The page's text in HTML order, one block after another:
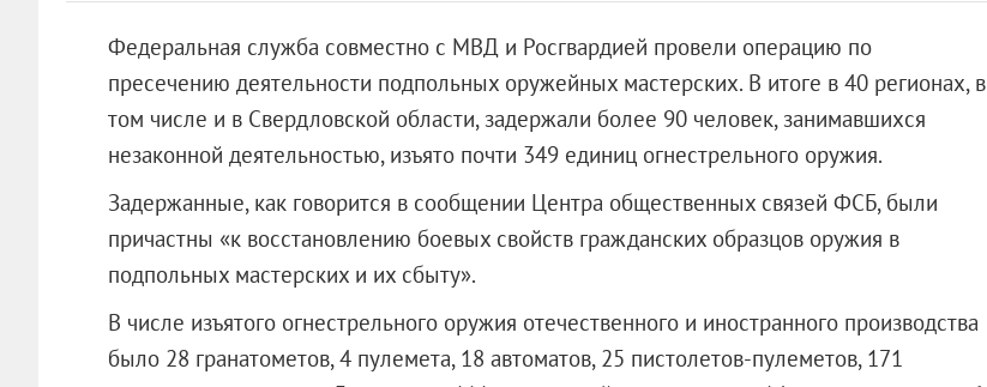
Федеральная служба совместно с МВД и Росгвардией провели операцию по
пресечению деятельности подпольных оружейных мастерских. В итоге в 40 регионах, в
том числе и в Свердловской области, задержали более 90 человек, занимавшихся
незаконной деятельностью, изъято почти 349 единиц огнестрельного оружия.
Задержанные, как говорится в сообщении Центра общественных связей ФСБ, были
причастны «к восстановлению боевых свойств гражданских образцов оружия в
подпольных мастерских и их сбыту».
В числе изъятого огнестрельного оружия отечественного и иностранного производства
было 28 гранатометов, 4 пулемета, 18 автоматов, 25 пистолетов-пулеметов, 171